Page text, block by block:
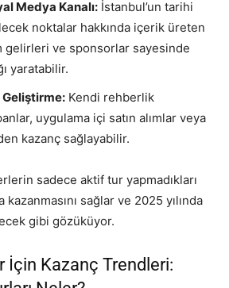
Medya Kanalı: İstanbul’un tarihi
noktalar hakkında içerik üreten
gelirleri ve sponsorlar sayesinde
yaratabilir.
Kendi rehberlik
uygulama içi satın alımlar veya
kazanç sağlayabilir.
sadece aktif tur yapmadıkları
sağlar ve 2025 yılında
gibi gözüküyor.
İçin Kazanç Trendleri: